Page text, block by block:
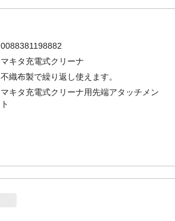
0088381198882
マキタ充電式クリーナ
不織布製で繰り返し使えます。
マキタ充電式クリーナ用先端アタッチメン
ト